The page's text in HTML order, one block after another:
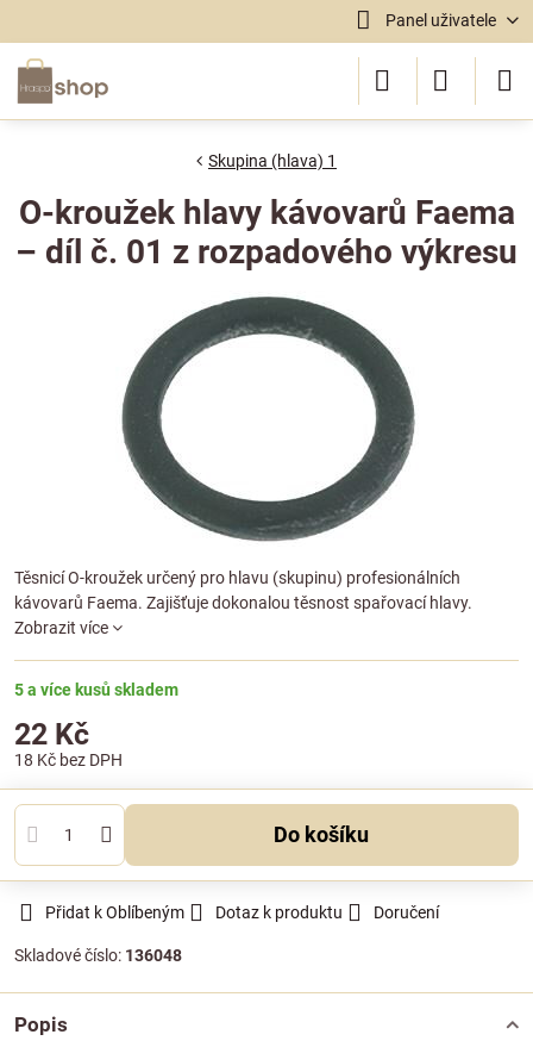
Panel uživatele
Skupina (hlava) 1
O-kroužek hlavy kávovarů Faema
– díl č. 01 z rozpadového výkresu
Těsnicí O-kroužek určený pro hlavu (skupinu) profesionálních
kávovarů Faema. Zajišťuje dokonalou těsnost spařovací hlavy.
Zobrazit více
5 a více kusů skladem
22 Kč
18 Kč bez DPH
Do košíku
Přidat k Oblíbeným Dotaz k produktu Doručení
Skladové číslo: 136048
Popis